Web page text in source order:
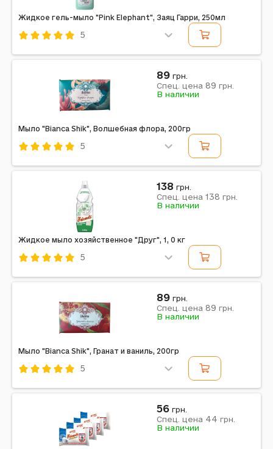
Жидкое гель-мыло "Pink Elephant", Заяц Гарри, 250мл
5
Мыло "Bianca Shik", Волшебная флора, 200гр
5
89 грн.
Спец. цена 89 грн.
В наличии
Жидкое мыло хозяйственное "Друг", 1, 0 кг
5
Примечание: Страна производитель: Украина
138 грн.
Спец. цена 138 грн.
В наличии
Мыло "Bianca Shik", Гранат и ваниль, 200гр
5
89 грн.
Спец. цена 89 грн.
В наличии
56 грн.
Спец. цена 44 грн.
В наличии